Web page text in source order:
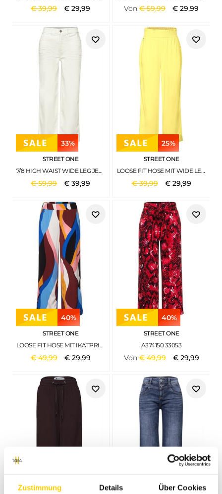
Zustimmung Details Über Cookies
€39,99 €29,99 Von€59,99 €29,99
33%
STREET ONE
7/8 HIGH WAIST WIDE LEG JEANS IM LOOSE FIT OFF WHITE WASHED
€59,99 €39,99
25%
STREET ONE
LOOSE FIT HOSE MIT WIDE LEGS MERRY YELLOW
€39,99 € 29,99
40%
STREET ONE
LOOSE FIT HOSE MIT IKATPRINT FOXY RED
€49,99 € 29,99
40%
STREET ONE
A374150 33053
Von€49,99 € 29,99